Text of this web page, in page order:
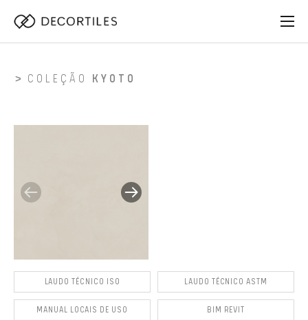
COLEÇÃO KYOTO
LAUDO TÉCNICO ISO LAUDO TÉCNICO ASTM
MANUAL LOCAIS DE USO BIM REVIT